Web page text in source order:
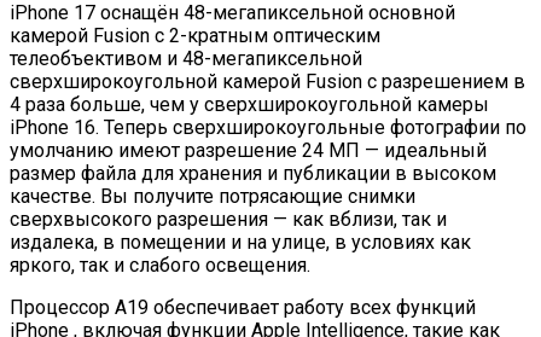
iPhone 17 оснащён 48-мегапиксельной основной
камерой Fusion с 2-кратным оптическим
телеобъективом и 48-мегапиксельной
сверхширокоугольной камерой Fusion с разрешением в
4 раза больше, чем у сверхширокоугольной камеры
iPhone 16. Теперь сверхширокоугольные фотографии по
умолчанию имеют разрешение 24 МП — идеальный
размер файла для хранения и публикации в высоком
качестве. Вы получите потрясающие снимки
сверхвысокого разрешения — как вблизи, так и
издалека, в помещении и на улице, в условиях как
яркого, так и слабого освещения.
Процессор A19 обеспечивает работу всех функций
iPhone , включая функции Apple Intelligence, такие как